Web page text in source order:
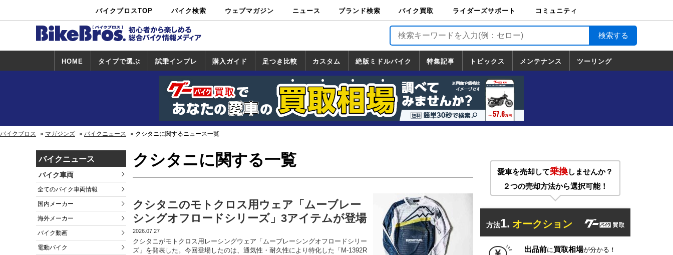
バイクブロスTOP バイク検索
中古バイ
ク・新車検
カタログ検
索
ショップ検
索
ウェブマガジン ニュース ブランド検索 バイク買取
バイク買取
ライダーズサポート
ライダーズサポート
TOP
バイク輸送
バイクガレージライ
フ
バイク車両保険
ロードサービス
バイク試乗
コミュニティ
HOME タイプで選ぶ 試乗インプレ
試乗インプレ
一覧
ホンダ
ヤマハ
スズキ
カワサキ
ハーレー
BMW
トライアンフ
ドゥカティ
購入ガイド
一覧
足つき比較 カスタム
カスタム
一覧
ホンダ
ヤマハ
スズキ
カワサキ
絶版ミドルバイク
絶版ミドルバイク
一覧
ホンダ
ヤマハ
スズキ
カワサキ
特集記事 トピックス
トピックス
一覧
ホンダ
ヤマハ
スズキ
カワサキ
ハーレーダ
ビッドソン
BMW
ドゥカティ
トライアン
フ
メンテナンス ツーリング
道の駅調査隊
ツーリング情報局
日本の道50選
国道めぐり
林道ツーリング
バイクブロス マガジンズ バイクニュース クシタニに関するニュース一覧
バイクニュース
バイク車両
全てのバイク車両情報
国内メーカー
海外メーカー
バイク動画
電動バイク
クシタニに関する一覧
クシタニのモトクロス用ウェア「ムーブレー
シングオフロードシリーズ」3アイテムが登場
2026.07.27
クシタニがモトクロス用レーシングウェア「ムーブレーシングオフロードシリー
ズ」を発表した。今回登場したのは、通気性・耐久性により特化した「M-1392R
愛車を売却して乗換しませんか？
２つの売却方法から選択可能！
方法1. オークション
出品前に買取相場が分かる！